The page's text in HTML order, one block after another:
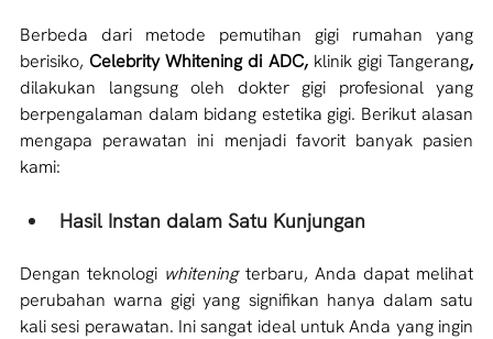
Berbeda dari metode pemutihan gigi rumahan yang
berisiko, Celebrity Whitening di ADC, klinik gigi Tangerang
dilakukan langsung oleh dokter gigi profesional yang
berpengalaman dalam bidang estetika gigi. Berikut alasan
mengapa perawatan ini menjadi favorit banyak pasien
kami:
Hasil Instan dalam Satu Kunjungan
Dengan teknologi whitening terbaru, Anda dapat melihat
perubahan warna gigi yang signifikan hanya dalam satu
kali sesi perawatan. Ini sangat ideal untuk Anda yang ingin